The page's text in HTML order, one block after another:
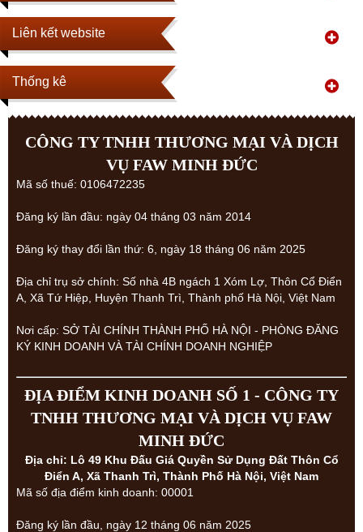
Liên kết website
Thống kê
CÔNG TY TNHH THƯƠNG MẠI VÀ DỊCH
VỤ FAW MINH ĐỨC
Mã số thuế: 0106472235
Đăng ký lần đầu: ngày 04 tháng 03 năm 2014
Đăng ký thay đổi lần thứ: 6, ngày 18 tháng 06 năm 2025
Địa chỉ trụ sở chính: Số nhà 4B ngách 1 Xóm Lợ, Thôn Cổ Điển
A, Xã Tứ Hiệp, Huyện Thanh Trì, Thành phố Hà Nội, Việt Nam
Nơi cấp: SỞ TÀI CHÍNH THÀNH PHỐ HÀ NỘI - PHÒNG ĐĂNG
KÝ KINH DOANH VÀ TÀI CHÍNH DOANH NGHIỆP
ĐỊA ĐIỂM KINH DOANH SỐ 1 - CÔNG TY
TNHH THƯƠNG MẠI VÀ DỊCH VỤ FAW
MINH ĐỨC
Địa chỉ: Lô 49 Khu Đấu Giá Quyền Sử Dụng Đất Thôn Cổ
Điển A, Xã Thanh Trì, Thành Phố Hà Nội, Việt Nam
Mã số địa điểm kinh doanh: 00001
Đăng ký lần đầu, ngày 12 tháng 06 năm 2025